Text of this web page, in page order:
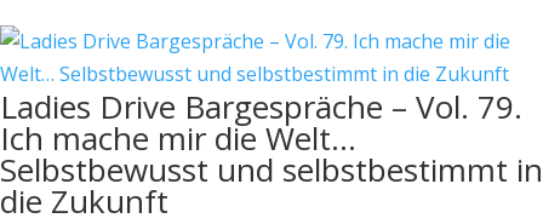
Ladies Drive Bargespräche – Vol. 79.
Ich mache mir die Welt…
Selbstbewusst und selbstbestimmt in
die Zukunft